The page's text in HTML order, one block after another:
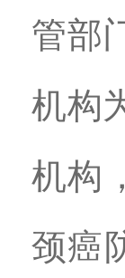
管部
机构
机构
颈癌